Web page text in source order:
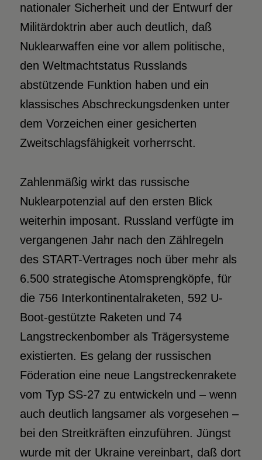
nationaler Sicherheit und der Entwurf der
Militärdoktrin aber auch deutlich, daß
Nuklearwaffen eine vor allem politische,
den Weltmachtstatus Russlands
abstützende Funktion haben und ein
klassisches Abschreckungsdenken unter
dem Vorzeichen einer gesicherten
Zweitschlagsfähigkeit vorherrscht.
Zahlenmäßig wirkt das russische
Nuklearpotenzial auf den ersten Blick
weiterhin imposant. Russland verfügte im
vergangenen Jahr nach den Zählregeln
des START-Vertrages noch über mehr als
6.500 strategische Atomsprengköpfe, für
die 756 Interkontinentalraketen, 592 U-
Boot-gestützte Raketen und 74
Langstreckenbomber als Trägersysteme
existierten. Es gelang der russischen
Föderation eine neue Langstreckenrakete
vom Typ SS-27 zu entwickeln und – wenn
auch deutlich langsamer als vorgesehen –
bei den Streitkräften einzuführen. Jüngst
wurde mit der Ukraine vereinbart, daß dort